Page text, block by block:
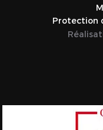
Protection